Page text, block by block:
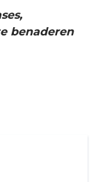
benaderen